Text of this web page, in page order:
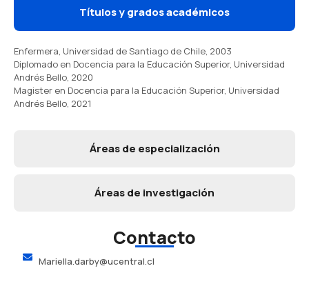
Títulos y grados académicos
Áreas de especialización
Áreas de investigación
Enfermera, Universidad de Santiago de Chile, 2003
Diplomado en Docencia para la Educación Superior, Universidad
Andrés Bello, 2020
Magister en Docencia para la Educación Superior, Universidad
Andrés Bello, 2021
Contacto
Mariella.darby@ucentral.cl